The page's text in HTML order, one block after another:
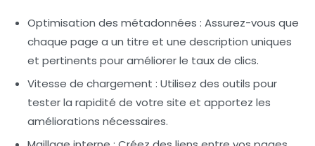
Optimisation des métadonnées : Assurez-vous que
chaque page a un titre et une description uniques
et pertinents pour améliorer le taux de clics.
Vitesse de chargement : Utilisez des outils pour
tester la rapidité de votre site et apportez les
améliorations nécessaires.